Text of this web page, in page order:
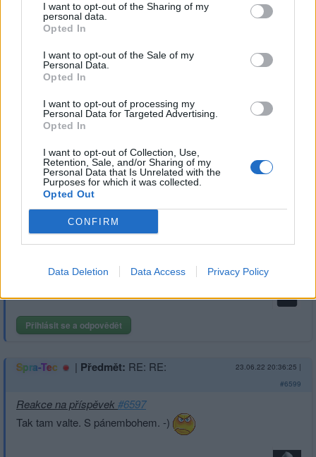
I want to opt-out of the Sharing of my
personal data.
Opted In
I want to opt-out of the Sale of my
Personal Data.
Opted In
I want to opt-out of processing my
Personal Data for Targeted Advertising.
Opted In
I want to opt-out of Collection, Use,
Retention, Sale, and/or Sharing of my
Personal Data that Is Unrelated with the
Purposes for which it was collected.
Opted Out
CONFIRM
Data Deletion Data Access Privacy Policy
Reakce na příspěvek
henom bavím.
Přihlásit se a odpovědět
Smazaný|Předmět: RE: RE: RE: 23.06.22 20:39:44
Reakce na příspěvek#6599
Ja s tim zadny problem nemam
nepraskne zilka
Přihlásit se a odpovědět
Spra-Tec | Předmět: RE: RE: 23.06.22 20:36:25 |
#6599
Reakce na příspěvek#6597
Tak tam valte. S pánembohem. -)